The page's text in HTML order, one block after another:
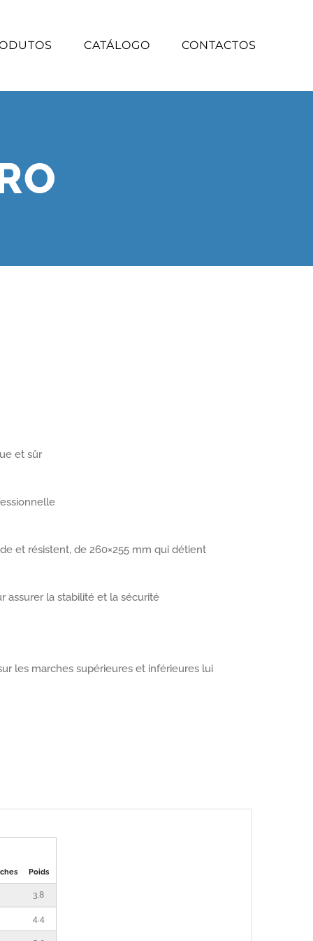
CATÁLOGO CONTACTOS
et sûr
et résistent, de 260×255 mm qui détient
assurer la stabilité et la sécurité
les marches supérieures et inférieures lui
Poids
3,8
4,4